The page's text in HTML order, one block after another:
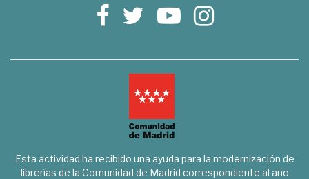
Esta actividad ha recibido una ayuda para la modernización de
librerías de la Comunidad de Madrid correspondiente al año